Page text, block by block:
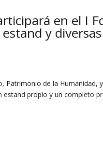
en el I
y diversas
Patrimonio de la Humanidad,
estand propio y un completo